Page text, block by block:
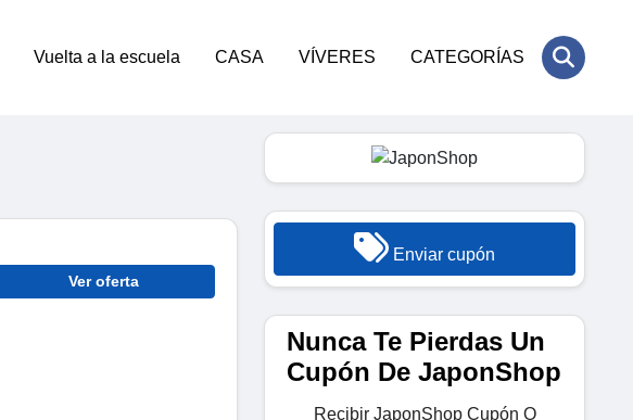
Vuelta a la escuela CASA VÍVERES CATEGORÍAS
Ver oferta
Enviar cupón
Nunca Te Pierdas Un
Cupón De JaponShop
Recibir JaponShop Cupón O